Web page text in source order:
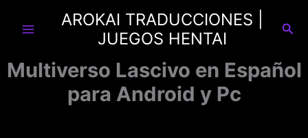
AROKAI TRADUCCIONES |
JUEGOS HENTAI
Multiverso Lascivo en Español
para Android y Pc